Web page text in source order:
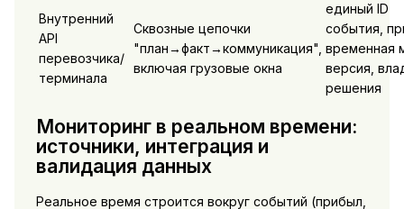
Внутренний
API
перевозчика/
терминала
Сквозные цепочки
"план→факт→коммуникация",
включая грузовые окна
единый ID
события,
временная
версия,
решения
Мониторинг в реальном времени:
источники, интеграция и
валидация данных
Реальное время строится вокруг событий (прибыл,